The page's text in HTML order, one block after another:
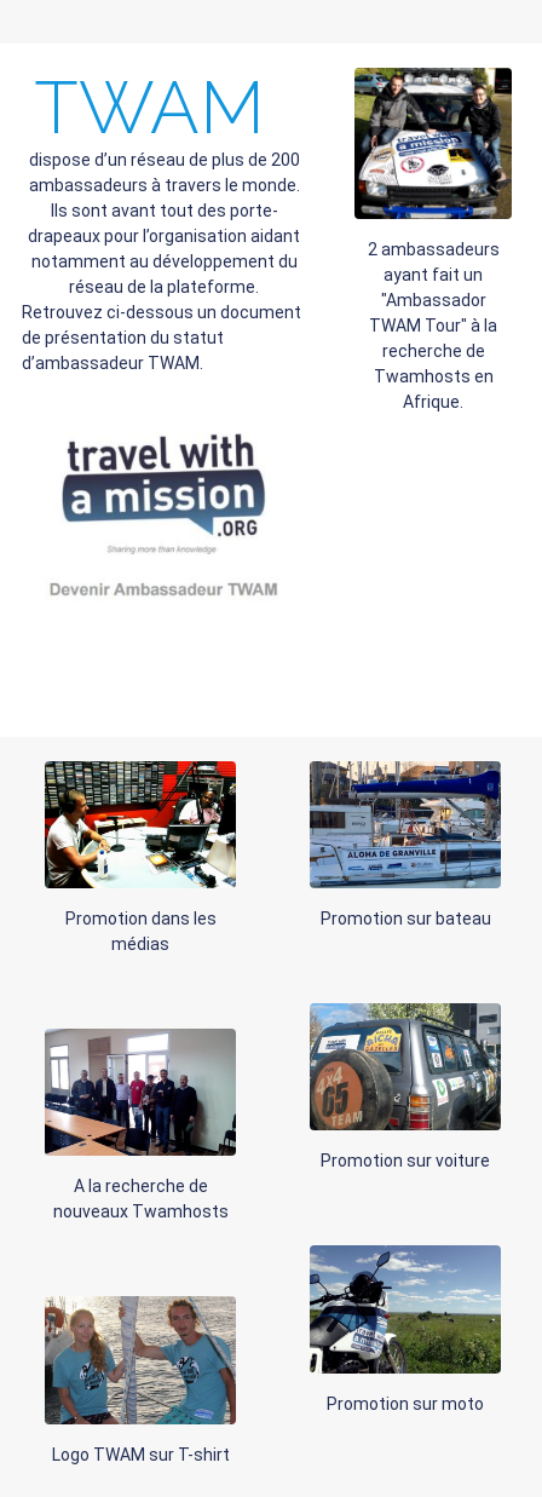
TWAM
dispose d’un réseau de plus de 200
ambassadeurs à travers le monde.
Ils sont avant tout des porte-
drapeaux pour l’organisation aidant
notamment au développement du
réseau de la plateforme.
Retrouvez ci-dessous un document
de présentation du statut
d’ambassadeur TWAM.
2 ambassadeurs
ayant fait un
"Ambassador
TWAM Tour" à la
recherche de
Twamhosts en
Afrique.
Promotion dans les
médias
A la recherche de
nouveaux Twamhosts
Logo TWAM sur T-shirt
Promotion sur bateau
Promotion sur voiture
Promotion sur moto